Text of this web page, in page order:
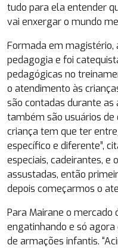
tudo para ela entender
vai enxergar o mundo
Formada em
pedagogia e foi
pedagógicas no
o atendimento às
são contadas durante as
também são usuários de
criança tem que ter
específico e diferente”,
especiais, cadeirantes, e
assustadas, então
depois começarmos o
Para Mairane o mercado
engatinhando e só
de armações infantis.